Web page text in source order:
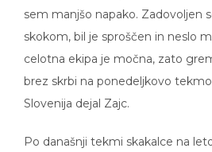
sem manjšo napako. Zadovoljen
skokom, bil je sproščen in neslo
celotna ekipa je močna, zato
brez skrbi na ponedeljkovo
Slovenija dejal Zajc.
Po današnji tekmi skakalce na